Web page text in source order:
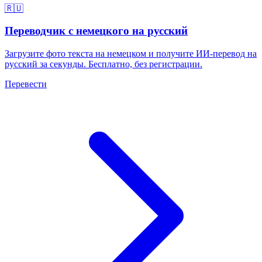
🇷🇺
Переводчик с немецкого на русский
Загрузите фото текста на немецком и получите ИИ-перевод на
русский за секунды. Бесплатно, без регистрации.
Перевести